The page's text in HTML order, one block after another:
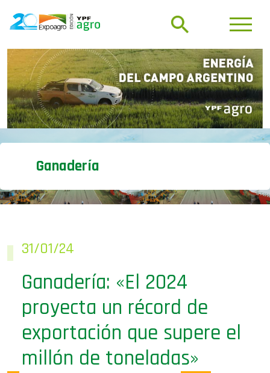
Ganadería
31/01/24
Ganadería: «El 2024
proyecta un récord de
exportación que supere el
millón de toneladas»